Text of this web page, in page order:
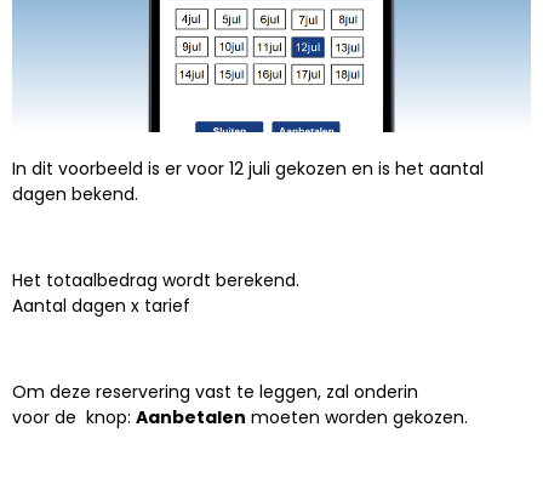
In dit voorbeeld is er voor 12 juli gekozen en is het aantal
dagen bekend.
Het totaalbedrag wordt berekend.
Aantal dagen x tarief
Om deze reservering vast te leggen, zal onderin
voor de knop: Aanbetalen moeten worden gekozen.